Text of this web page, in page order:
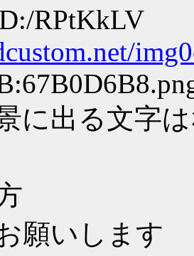
RPtKkLV
に出る文字
願いします